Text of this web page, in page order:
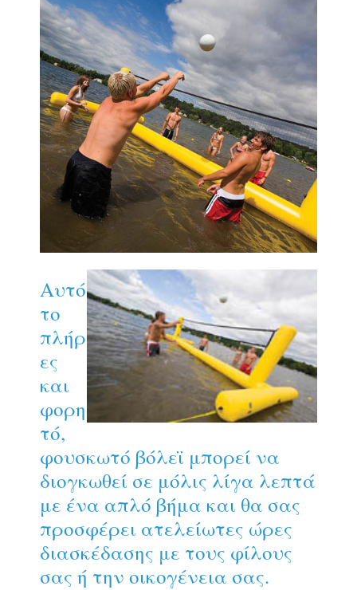
Αυτό
το
πλήρ
ες
και
φορη
τό,
φουσκωτό βόλεϊ μπορεί να
διογκωθεί σε μόλις λίγα λεπτά
με ένα απλό βήμα και θα σας
προσφέρει ατελείωτες ώρες
διασκέδασης με τους φίλους
σας ή την οικογένεια σας.